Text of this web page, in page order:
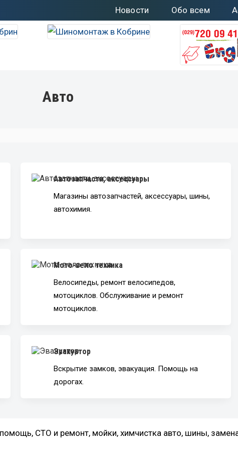
Новости Обо всем
Авто
Автозапчасти, аксессуары
Магазины автозапчастей, аксессуары, шины,
автохимия.
Мото-вело техника
Велосипеды, ремонт велосипедов,
мотоциклов. Обслуживание и ремонт
мотоциклов.
Эвакуатор
Вскрытие замков, эвакуация. Помощь на
дорогах.
СТО и ремонт, мойки, химчистка авто, шины,